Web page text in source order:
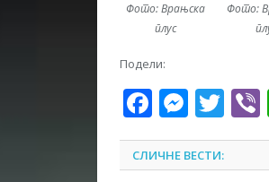
Фото: Врањска
плус
Фото:
Подели:
СЛИЧНЕ ВЕСТИ: